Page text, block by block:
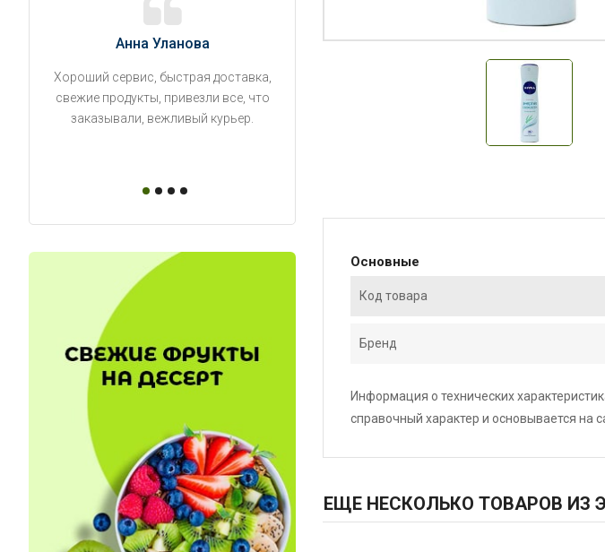
Анна Уланова
Хороший сервис, быстрая доставка,
свежие продукты, привезли все, что
заказывали, вежливый курьер.
Александр П. Ольга
Лежу в больнице,
привезли
времени. Курьер
Основные
Код товара
Бренд
Информация о технических
справочный характер и основывается
ЕЩЕ НЕСКОЛЬКО ТОВАРОВ ИЗ